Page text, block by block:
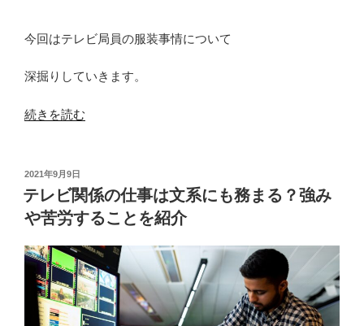
今回はテレビ局員の服装事情について
深掘りしていきます。
“テ
局
員
の
仕
事
続きを読む
投
稿
日:
2021年9月9日
テレビ関係の仕事は文系にも務まる？強み
や苦労することを紹介